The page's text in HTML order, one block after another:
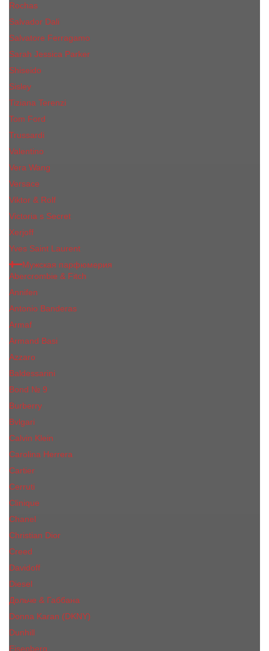
Rochas
Salvador Dali
Salvatore Ferragamo
Sarah Jessica Parker
Shiseido
Sisley
Tiziana Terenzi
Tom Ford
Trussardi
Valentino
Vera Wang
Versace
Viktor & Rolf
Victoria s Secret
Xerjoff
Yves Saint Laurent
Мужская парфюмерия
Abercrombie & Fitch
Annifen
Antonio Banderas
Armaf
Armand Basi
Azzaro
Baldessarini
Bond № 9
Burberry
Bvlgari
Calvin Klein
Carolina Herrera
Cartier
Cerruti
Сliniquе
Chanel
Christian Dior
Creed
Davidoff
Diesel
Дольче & Габбана
Donna Karan (DKNY)
Dunhill
Eisenberg